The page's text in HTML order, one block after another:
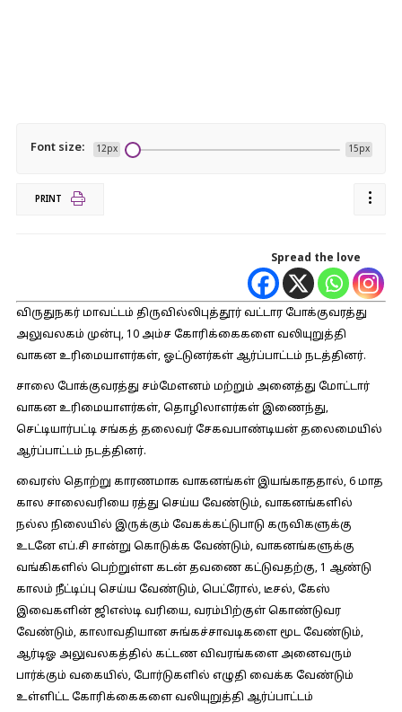
Font size: 12px 15px
PRINT
Spread the love
விருதுநகர் மாவட்டம் திருவில்லிபுத்தூர் வட்டார போக்குவரத்து
அலுவலகம் முன்பு, 10 அம்ச கோரிக்கைகளை வலியுறுத்தி
வாகன உரிமையாளர்கள், ஓட்டுனர்கள் ஆர்ப்பாட்டம் நடத்தினர்.
சாலை போக்குவரத்து சம்மேளனம் மற்றும் அனைத்து மோட்டார்
வாகன உரிமையாளர்கள், தொழிலாளர்கள் இணைந்து,
செட்டியார்பட்டி சங்கத் தலைவர் சேகவபாண்டியன் தலைமையில்
ஆர்ப்பாட்டம் நடத்தினர்.
வைரஸ் தொற்று காரணமாக வாகனங்கள் இயங்காததால், 6 மாத
கால சாலைவரியை ரத்து செய்ய வேண்டும், வாகனங்களில்
நல்ல நிலையில் இருக்கும் வேகக்கட்டுபாடு கருவிகளுக்கு
உடனே எப்.சி சான்று கொடுக்க வேண்டும், வாகனங்களுக்கு
வங்கிகளில் பெற்றுள்ள கடன் தவணை கட்டுவதற்கு, 1 ஆண்டு
காலம் நீட்டிப்பு செய்ய வேண்டும், பெட்ரோல், டீசல், கேஸ்
இவைகளின் ஜிஎஸ்டி வரியை, வரம்பிற்குள் கொண்டுவர
வேண்டும், காலாவதியான சுங்கச்சாவடிகளை மூட வேண்டும்,
ஆர்டிஓ அலுவலகத்தில் கட்டண விவரங்களை அனைவரும்
பார்க்கும் வகையில், போர்டுகளில் எழுதி வைக்க வேண்டும்
உள்ளிட்ட கோரிக்கைகளை வலியுறுத்தி ஆர்ப்பாட்டம்